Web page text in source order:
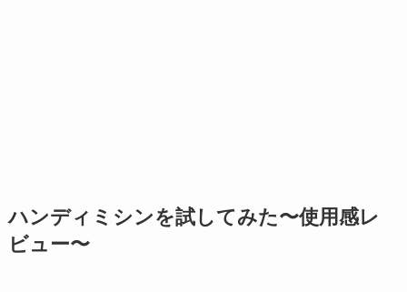
ハンディミシンを試してみた〜使用感レ
ビュー〜